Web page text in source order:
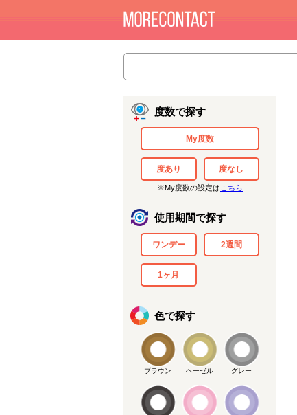
度数で探す
My度数
度あり 度なし
※My度数の設定は こちら
使用期間で探す
ワンデー 2週間
1ヶ月
色で探す
ブラウン ヘーゼル グレー